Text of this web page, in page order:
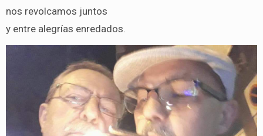
nos revolcamos juntos
y entre alegrías enredados.